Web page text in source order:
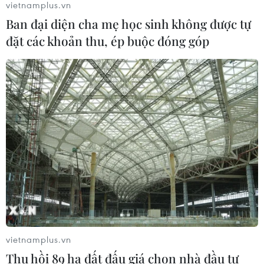
06/08/2026 12:25
Chưa đầu tư mở rộng Quốc lộ 1 đoạn
Bạc Liêu-Cà Mau giai đoạn 2026-
2030
06/08/2026 12:24
Tuyên Quang khẩn trương khắc
phục sạt lở trên các tuyến giao thông
06/08/2026 11:54
Thi công trở lại dự án sửa chữa Quốc
lộ 30 sau phản ánh của TTXVN
vietnamplus.vn
Ban đại diện cha mẹ học sinh không được tự
đặt các khoản thu, ép buộc đóng góp
vietnamplus.vn
Thu hồi 89 ha đất đấu giá chọn nhà đầu tư